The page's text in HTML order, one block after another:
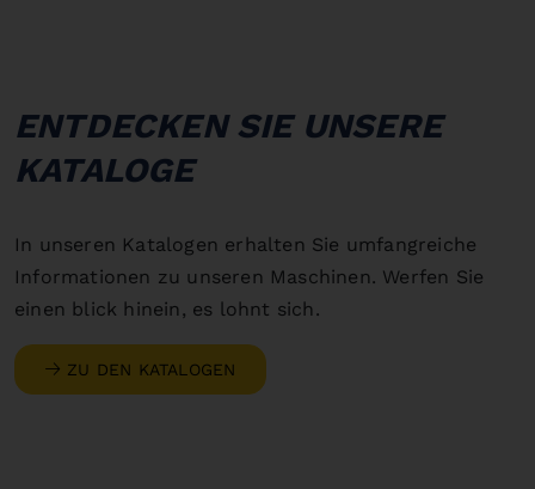
ENTDECKEN SIE UNSERE
KATALOGE
In unseren Katalogen erhalten Sie umfangreiche
Informationen zu unseren Maschinen. Werfen Sie
einen blick hinein, es lohnt sich.
ZU DEN KATALOGEN